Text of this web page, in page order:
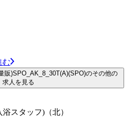
む
販)SPO_AK_8_30T(A)(SPO)のその他の
求人を見る
スタッフ)（北）